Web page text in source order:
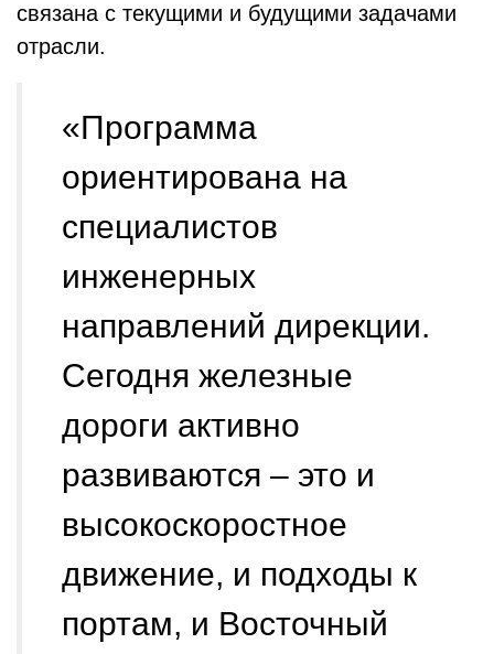
связана с текущими и будущими задачами
отрасли.
«Программа
ориентирована на
специалистов
инженерных
направлений дирекции.
Сегодня железные
дороги активно
развиваются – это и
высокоскоростное
движение, и подходы к
портам, и Восточный